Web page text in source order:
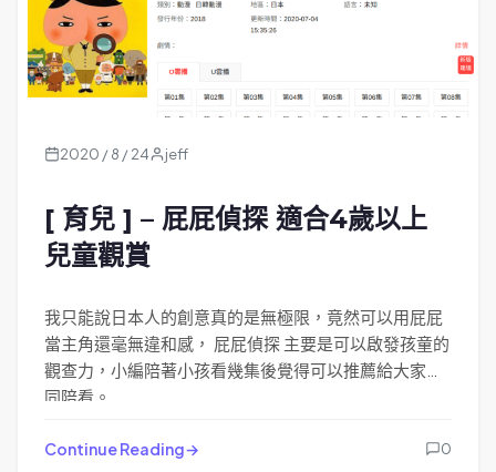
2020 / 8 / 24 jeff
[ 育兒 ] – 屁屁偵探 適合4歲以上
兒童觀賞
我只能說日本人的創意真的是無極限，竟然可以用屁屁
當主角還毫無違和感， 屁屁偵探 主要是可以啟發孩童的
觀查力，小編陪著小孩看幾集後覺得可以推薦給大家一
同陪看。
Continue Reading 0